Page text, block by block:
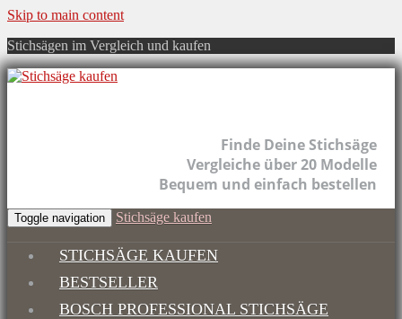
Skip to main content
Stichsägen im Vergleich und kaufen
Finde Deine Stichsäge
Vergleiche über 20 Modelle
Bequem und einfach bestellen
Toggle navigation Stichsäge kaufen
STICHSÄGE KAUFEN
BESTSELLER
BOSCH PROFESSIONAL STICHSÄGE